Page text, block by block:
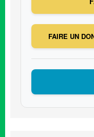
FAIRE UN